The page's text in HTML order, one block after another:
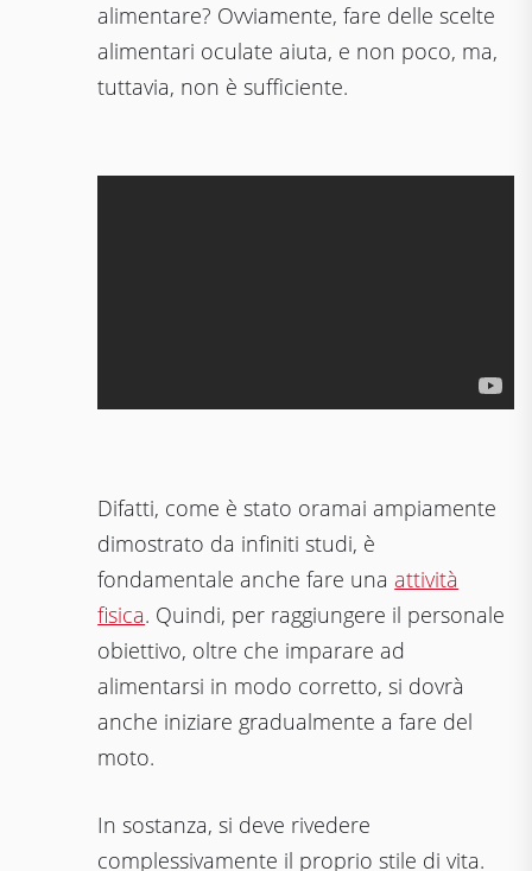
alimentare? Ovviamente, fare delle scelte
alimentari oculate aiuta, e non poco, ma,
tuttavia, non è sufficiente.
Difatti, come è stato oramai ampiamente
dimostrato da infiniti studi, è
fondamentale anche fare una attività
fisica. Quindi, per raggiungere il personale
obiettivo, oltre che imparare ad
alimentarsi in modo corretto, si dovrà
anche iniziare gradualmente a fare del
moto.
In sostanza, si deve rivedere
complessivamente il proprio stile di vita.